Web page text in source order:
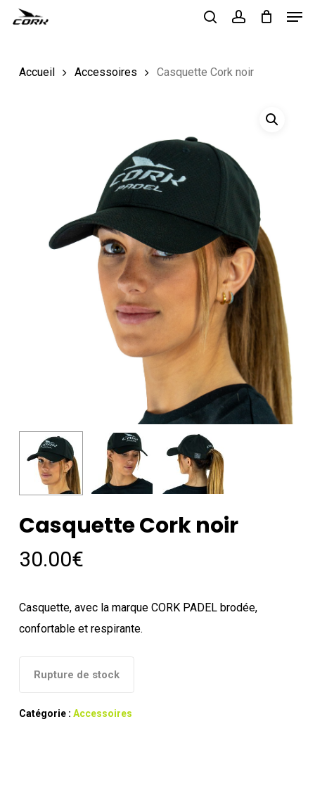
Skip
contentAccueil Accessoires Casquette Cork noir
Casquette Cork noir
30.00€
Casquette, avec la marque CORK PADEL brodée,
confortable et respirante.
Rupture de stock
Catégorie : Accessoires